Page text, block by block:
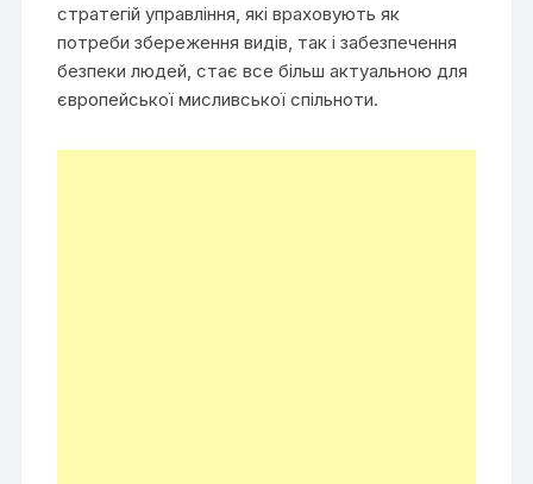
стратегій управління, які враховують як
потреби збереження видів, так і забезпечення
безпеки людей, стає все більш актуальною для
європейської мисливської спільноти.